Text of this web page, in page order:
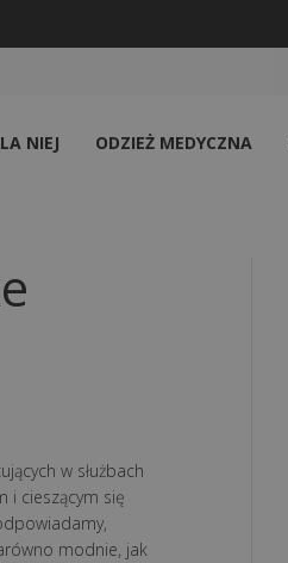
NIEJ ODZIEŻ MEDYCZNA
w służbach
i cieszącym się
modnie, jak